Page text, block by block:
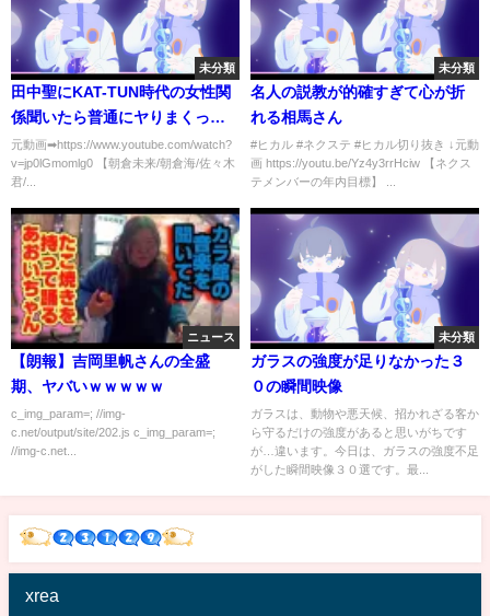
未分類
田中聖にKAT-TUN時代の女性関
係聞いたら普通にヤりまくって
た件ｗｗ【朝倉未来/朝倉海/佐々
木君/たくま/吉田くん/岡くん/シ
バター/天心/喧嘩自慢/スパーリン
グ/ドッキリ/RIZIN/切り抜き】
元動画➡https://www.youtube.com/watch?
v=jp0lGmomlg0 【朝倉未来/朝倉海/佐々木
君/...
未分類
名人の説教が的確すぎて心が折
れる相馬さん
#ヒカル #ネクステ #ヒカル切り抜き ↓元動
画 https://youtu.be/Yz4y3rrHciw 【ネクス
テメンバーの年内目標】 ...
ニュース
【朗報】吉岡里帆さんの全盛
期、ヤバいｗｗｗｗｗ
c_img_param=; //img-
c.net/output/site/202.js c_img_param=;
//img-c.net...
未分類
ガラスの強度が足りなかった３
０の瞬間映像
ガラスは、動物や悪天候、招かれざる客か
ら守るだけの強度があると思いがちです
が…違います。今日は、ガラスの強度不足
がした瞬間映像３０選です。最...
xrea